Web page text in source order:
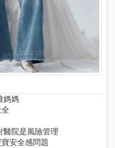
媽媽
醫院是風險管理
安全感問題